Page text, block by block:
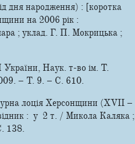
дня народження) : [коротка
на 2006 рік :
; уклад. Г. П. Мокрицька ;
Наук. т-во ім. Т.
– Т. 9. – С. 610.
лоція Херсонщини (XVII –
: у 2 т. / Микола Каляка ;
138.